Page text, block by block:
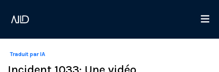
Traduit par IA